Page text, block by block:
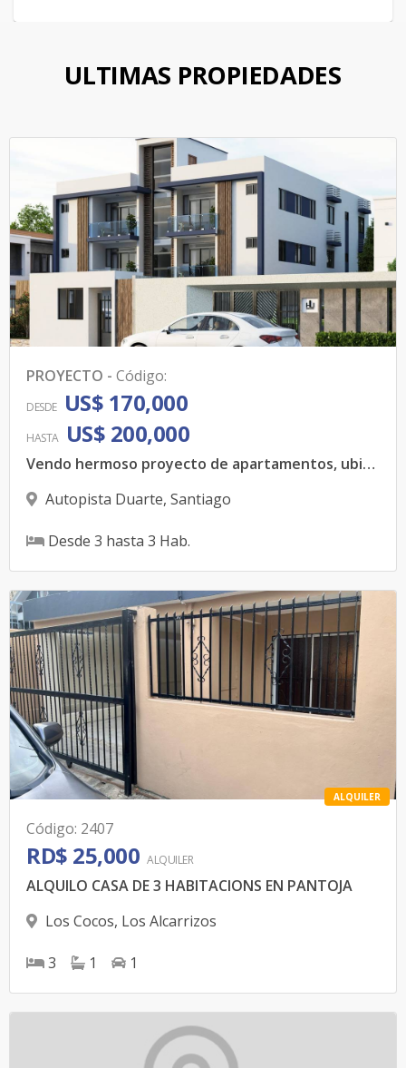
ULTIMAS PROPIEDADES
PROYECTO - Código:
DESDE US$ 170,000
HASTA US$ 200,000
Vendo hermoso proyecto de apartamentos, ubicado en Santiago de los Caballeros
Autopista Duarte, Santiago
Desde 3 hasta 3 Hab.
ALQUILER
Código: 2407
RD$ 25,000 ALQUILER
ALQUILO CASA DE 3 HABITACIONS EN PANTOJA
Los Cocos, Los Alcarrizos
3 1 1